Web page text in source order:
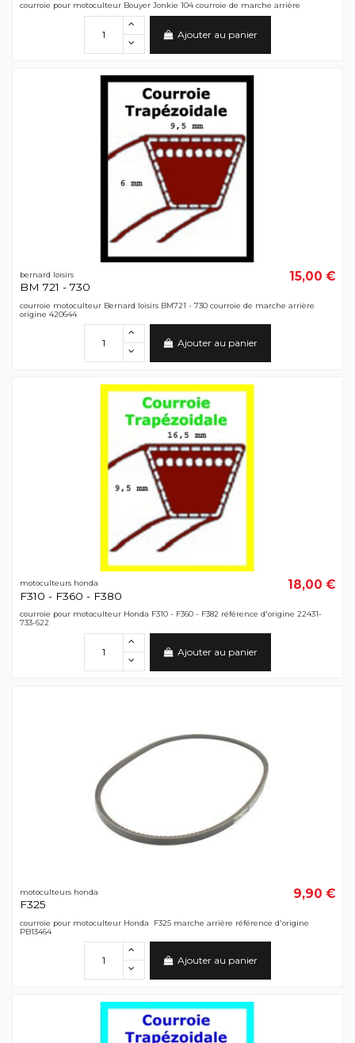
courroie pour motoculteur Bouyer Jonkie 104 courroie de marche arrière
Ajouter au panier
bernard loisirs
BM 721 - 730
15,00 €
courroie motoculteur Bernard loisirs BM721 - 730 courroie de marche arrière
origine 420644
Ajouter au panier
motoculteurs honda
F310 - F360 - F380
18,00 €
courroie pour motoculteur Honda F310 - F360 - F382 référence d'origine 22431-
733-622
Ajouter au panier
motoculteurs honda
F325
9,90 €
courroie pour motoculteur Honda F325 marche arrière référence d'origine
PB13464
Ajouter au panier